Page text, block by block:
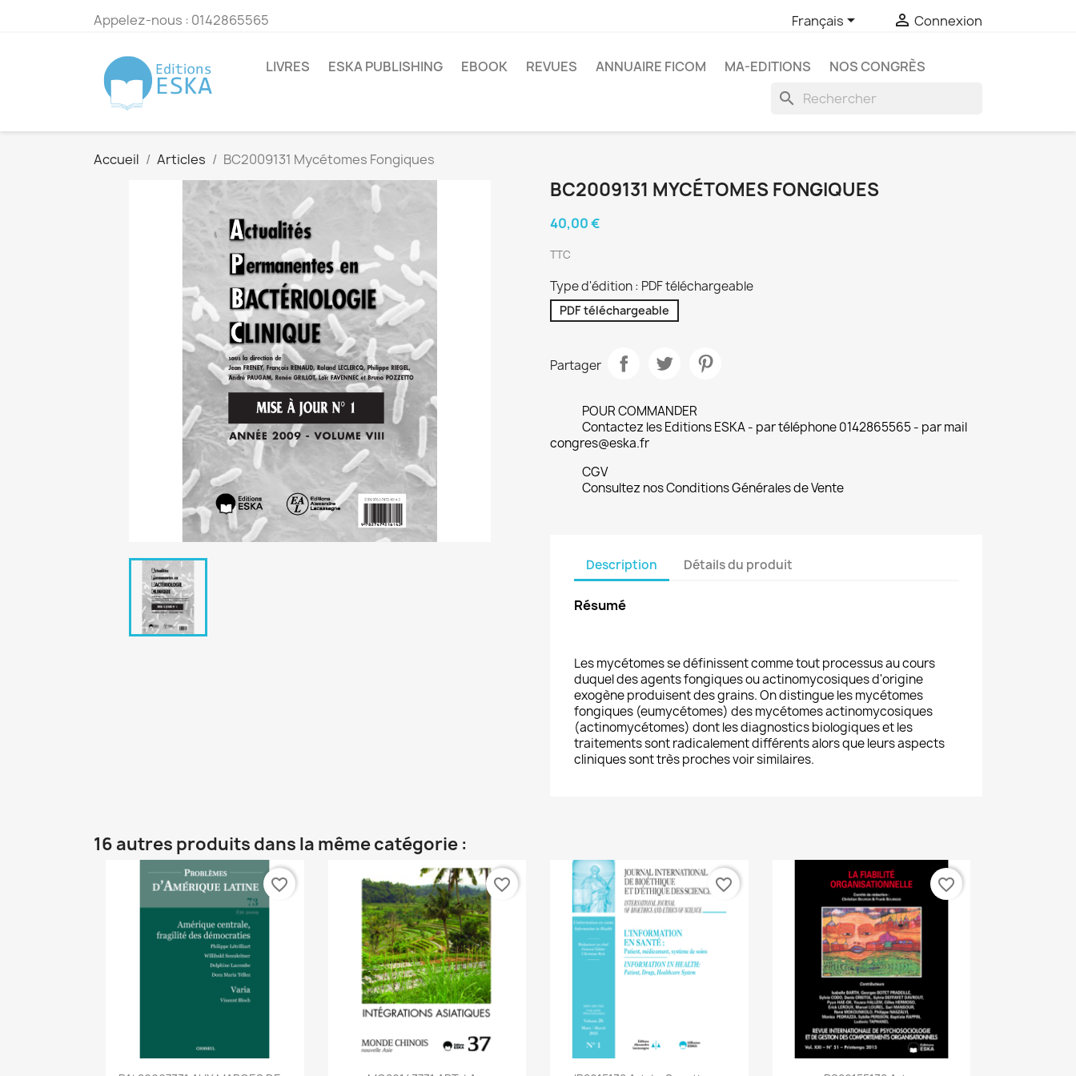
Appelez-nous : 0142865565 Français  Connexion
LIVRES ESKA PUBLISHING EBOOK REVUES ANNUAIRE FICOM MA-EDITIONS NOS CONGRÈS
search
Accueil Articles BC2009131 Mycétomes Fongiques
BC2009131 MYCÉTOMES FONGIQUES
40,00 €
TTC
Type d'édition : PDF téléchargeable
PDF téléchargeable
Partager
POUR COMMANDER
Contactez les Editions ESKA - par téléphone 0142865565 - par mail
congres@eska.fr
CGV
Consultez nos Conditions Générales de Vente
Description Détails du produit
Résumé
Les mycétomes se définissent comme tout processus au cours
duquel des agents fongiques ou actinomycosiques d'origine
exogène produisent des grains. On distingue les mycétomes
fongiques (eumycétomes) des mycétomes actinomycosiques
(actinomycétomes) dont les diagnostics biologiques et les
traitements sont radicalement différents alors que leurs aspects
cliniques sont très proches voir similaires.
16 autres produits dans la même catégorie :
favorite_border favorite_border favorite_border favorite_border